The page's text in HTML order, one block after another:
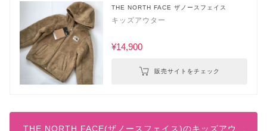
THE NORTH FACE ザノースフェイス
キッズアウター
¥14,900
販売サイトをチェック
THE NORTH FACE(ザノースフェイス)のキッズアウ